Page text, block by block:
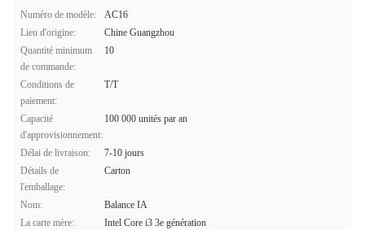
Numéro de modèle:
AC16
Lieu d'origine:
Chine Guangzhou
Quantité minimum
de commande:
10
Conditions de
paiement:
T/T
Capacité
d'approvisionnement:
100 000 unités par an
Délai de livraison:
7-10 jours
Détails de
l'emballage:
Carton
Nom:
Balance IA
La carte mère:
Intel Core i3 3e génération